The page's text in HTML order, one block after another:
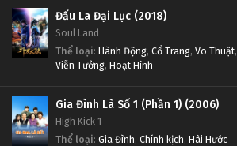
Đấu La Đại Lục (2018)
Soul Land
Thể loại: Hành Động, Cổ Trang, Võ Thuật,
Viễn Tưởng, Hoạt Hình
Gia Đình Là Số 1 (Phần 1) (2006)
High Kick 1
Thể loại: Gia Đình, Chính kịch, Hài Hước